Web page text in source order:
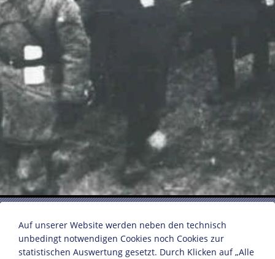
durch die Straßen von Budapest
Auf unserer Website werden neben den technisch
unbedingt notwendigen Cookies noch Cookies zur
statistischen Auswertung gesetzt. Durch Klicken auf „Alle